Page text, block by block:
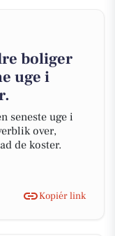
boliger
uge i
seneste uge i
over,
de koster.
Kopiér link